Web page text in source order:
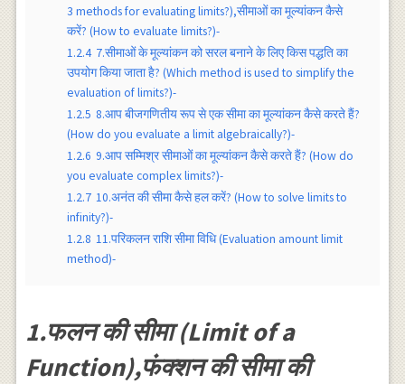
3 methods for evaluating limits?),सीमाओं का मूल्यांकन कैसे
करें? (How to evaluate limits?)-
1.2.4 7.सीमाओं के मूल्यांकन को सरल बनाने के लिए किस पद्धति का
उपयोग किया जाता है? (Which method is used to simplify the
evaluation of limits?)-
1.2.5 8.आप बीजगणितीय रूप से एक सीमा का मूल्यांकन कैसे करते हैं?
(How do you evaluate a limit algebraically?)-
1.2.6 9.आप सम्मिश्र सीमाओं का मूल्यांकन कैसे करते हैं? (How do
you evaluate complex limits?)-
1.2.7 10.अनंत की सीमा कैसे हल करें? (How to solve limits to
infinity?)-
1.2.8 11.परिकलन राशि सीमा विधि (Evaluation amount limit
method)-
1.फलन की सीमा (Limit of a
Function),फंक्शन की सीमा की